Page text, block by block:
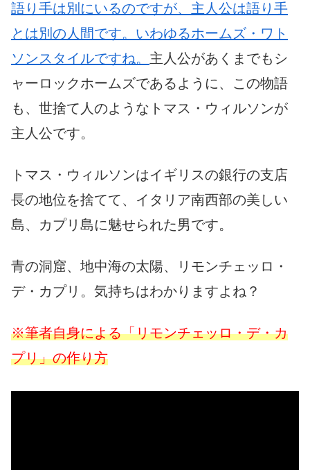
語り手は別にいるのですが、主人公は語り手
とは別の人間です。いわゆるホームズ・ワト
ソンスタイルですね。 主人公があくまでもシ
ャーロックホームズであるように、この物語
も、世捨て人のようなトマス・ウィルソンが
主人公です。
トマス・ウィルソンはイギリスの銀行の支店
長の地位を捨てて、イタリア南西部の美しい
島、カプリ島に魅せられた男です。
青の洞窟、地中海の太陽、リモンチェッロ・
デ・カプリ。気持ちはわかりますよね？
※筆者自身による「リモンチェッロ・デ・カ
プリ」の作り方